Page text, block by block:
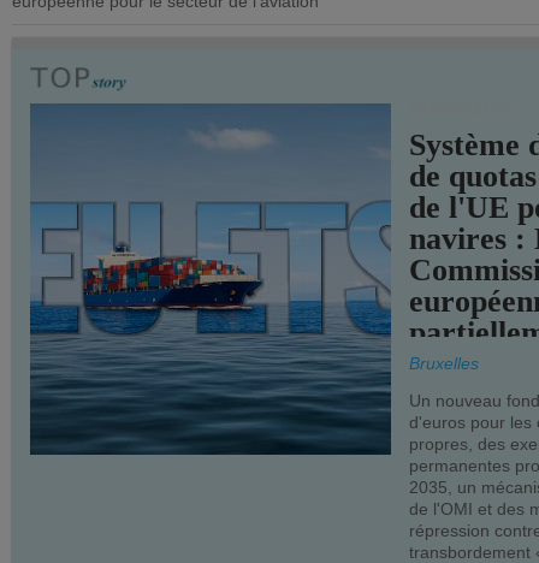
Système
de
de l'UE
navires :
Bruxelles
Un nouveau
d'euros pour les
propres, des
permanentes
2035, un
de l'OMI et des
répression
transbordement